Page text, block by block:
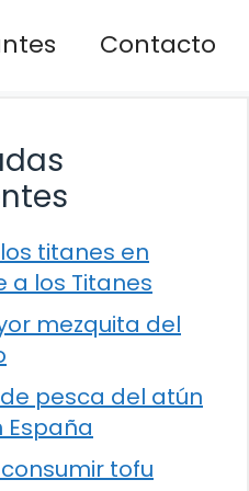
Contacto
titanes en
a los Titanes
mezquita del
pesca del atún
España
tofu